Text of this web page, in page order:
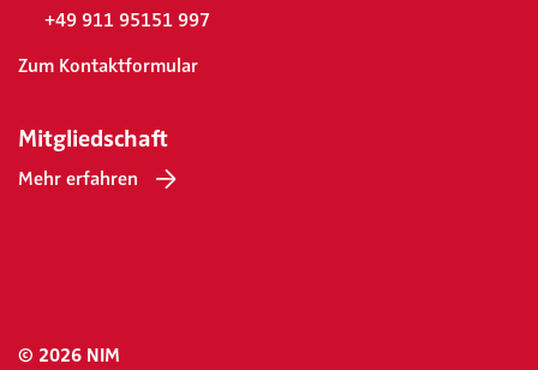
+49 911 95151 997
Zum Kontaktformular
Mitgliedschaft
Mehr erfahren
© 2026 NIM